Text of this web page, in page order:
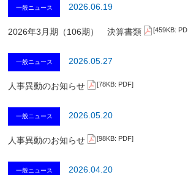
一般ニュース 2026.06.19
2026年3月期（106期） 決算書類 [459KB:
一般ニュース 2026.05.27
人事異動のお知らせ [78KB: PDF]
一般ニュース 2026.05.20
人事異動のお知らせ [98KB: PDF]
一般ニュース 2026.04.20